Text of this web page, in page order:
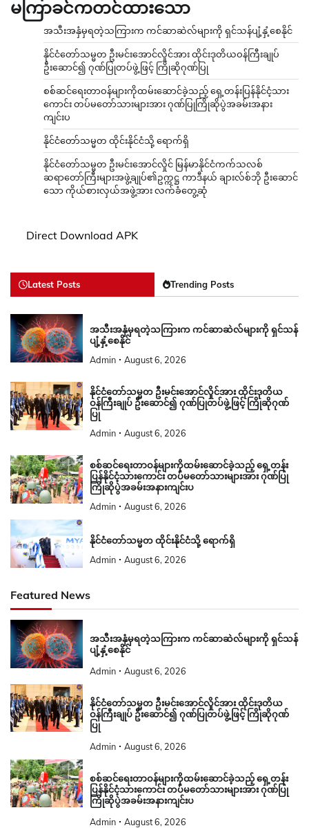
မကြာခင်ကတင်ထားသော
အသီးအနှံမှရတဲ့သကြားက ကင်ဆာဆဲလ်များကို ရှင်သန်ပျံ့နှံ့စေနိုင်
နိုင်ငံတော်သမ္မတ ဦးမင်းအောင်လှိုင်အား ထိုင်းဒုတိယဝန်ကြီးချုပ်
ဦးဆောင်၍ ဂုဏ်ပြုတပ်ဖွဲ့ဖြင့် ကြိုဆိုဂုဏ်ပြု
စစ်ဆင်ရေးတာဝန်များကိုထမ်းဆောင်ခဲ့သည့် ရှေ့တန်းပြန်နိုင်ငံ့သား
ကောင်း တပ်မတော်သားများအား ဂုဏ်ပြုကြိုဆိုပွဲအခမ်းအနား
ကျင်းပ
နိုင်ငံတော်သမ္မတ ထိုင်းနိုင်ငံသို့ ရောက်ရှိ
နိုင်ငံတော်သမ္မတ ဦးမင်းအောင်လှိုင် မြန်မာနိုင်ငံကက်သလစ်
ဆရာတော်ကြီးများအဖွဲ့ချုပ်၏ဥက္ကဋ္ဌ ကာဒီနယ် ချားလ်စ်ဘို ဦးဆောင်
သော ကိုယ်စားလှယ်အဖွဲ့အား လက်ခံတွေ့ဆုံ
Direct Download APK
Latest Posts Trending Posts
အသီးအနှံမှရတဲ့သကြားက ကင်ဆာဆဲလ်များကို ရှင်သန်
ပျံ့နှံ့စေနိုင်
Admin August 6, 2026
နိုင်ငံတော်သမ္မတ ဦးမင်းအောင်လှိုင်အား ထိုင်းဒုတိယ
ဝန်ကြီးချုပ် ဦးဆောင်၍ ဂုဏ်ပြုတပ်ဖွဲ့ဖြင့် ကြိုဆိုဂုဏ်
ပြု
Admin August 6, 2026
စစ်ဆင်ရေးတာဝန်များကိုထမ်းဆောင်ခဲ့သည့် ရှေ့တန်း
ပြန်နိုင်ငံ့သားကောင်း တပ်မတော်သားများအား ဂုဏ်ပြု
ကြိုဆိုပွဲအခမ်းအနားကျင်းပ
Admin August 6, 2026
နိုင်ငံတော်သမ္မတ ထိုင်းနိုင်ငံသို့ ရောက်ရှိ
Admin August 6, 2026
Featured News
အသီးအနှံမှရတဲ့သကြားက ကင်ဆာဆဲလ်များကို ရှင်သန်
ပျံ့နှံ့စေနိုင်
Admin August 6, 2026
နိုင်ငံတော်သမ္မတ ဦးမင်းအောင်လှိုင်အား ထိုင်းဒုတိယ
ဝန်ကြီးချုပ် ဦးဆောင်၍ ဂုဏ်ပြုတပ်ဖွဲ့ဖြင့် ကြိုဆိုဂုဏ်
ပြု
Admin August 6, 2026
စစ်ဆင်ရေးတာဝန်များကိုထမ်းဆောင်ခဲ့သည့် ရှေ့တန်း
ပြန်နိုင်ငံ့သားကောင်း တပ်မတော်သားများအား ဂုဏ်ပြု
ကြိုဆိုပွဲအခမ်းအနားကျင်းပ
Admin August 6, 2026